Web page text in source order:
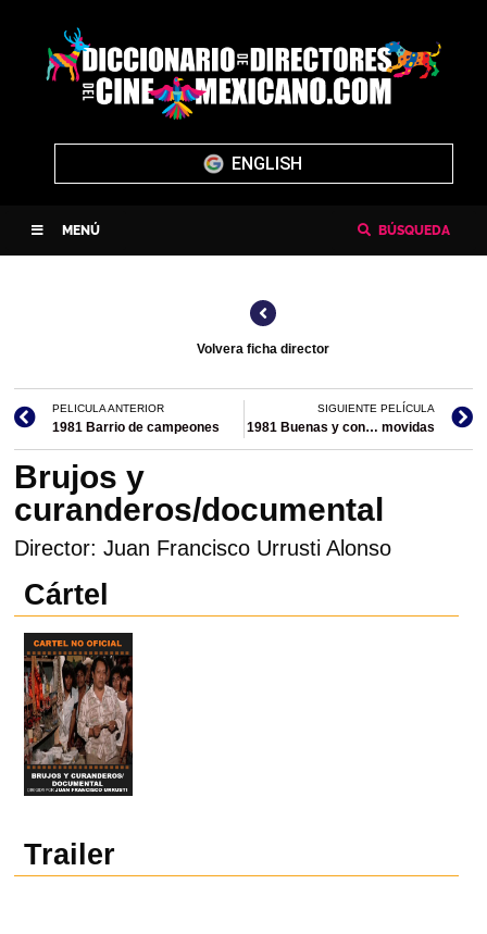
ENGLISH
MENÚ BÚSQUEDA
Volvera ficha director
PELICULA ANTERIOR
1981 Barrio de campeones
SIGUIENTE PELÍCULA
1981 Buenas y con… movidas
Brujos y
curanderos/documental
Director: Juan Francisco Urrusti Alonso
Cártel
Trailer